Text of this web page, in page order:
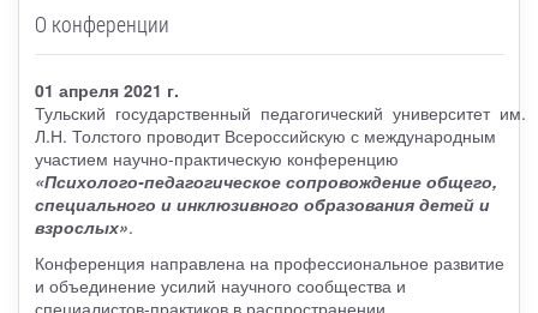
О конференции
01 апреля 2021 г.
Тульский государственный педагогический университет им.
Л.Н. Толстого проводит Всероссийскую с международным
участием научно-практическую конференцию
«Психолого-педагогическое сопровождение общего,
специального и инклюзивного образования детей и
взрослых».
Конференция направлена на профессиональное развитие
и объединение усилий научного сообщества и
специалистов-практиков в распространении